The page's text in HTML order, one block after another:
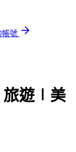
帳號
旅遊∣美